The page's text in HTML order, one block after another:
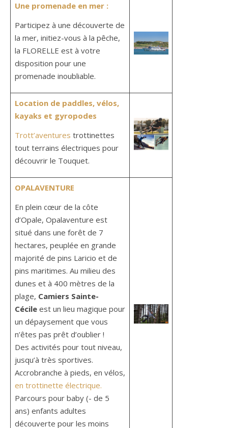
Une promenade en mer :
Participez à une découverte de
la mer, initiez-vous à la pêche,
la FLORELLE est à votre
disposition pour une
promenade inoubliable.
Location de paddles, vélos,
kayaks et gyropodes
Trott’aventures trottinettes
tout terrains électriques pour
découvrir le Touquet.
OPALAVENTURE
En plein cœur de la côte
d’Opale, Opalaventure est
situé dans une forêt de 7
hectares, peuplée en grande
majorité de pins Laricio et de
pins maritimes. Au milieu des
dunes et à 400 mètres de la
plage, Camiers Sainte-
Cécileest un lieu magique pour
un dépaysement que vous
n’êtes pas prêt d’oublier !
Des activités pour tout niveau,
jusqu’à très sportives.
Accrobranche à pieds, en vélos,
en trottinette électrique.
Parcours pour baby (- de 5
ans) enfants adultes
découverte pour les moins